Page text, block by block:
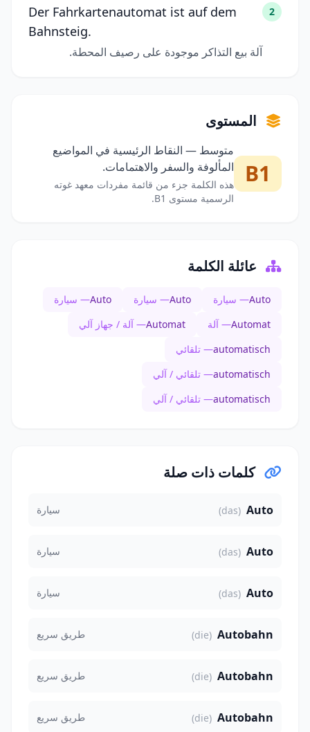
2
Der Fahrkartenautomat ist auf dem
Bahnsteig.
آلة بيع التذاكر موجودة على رصيف المحطة.
المستوى
B1
متوسط — النقاط الرئيسية في المواضيع
المألوفة والسفر والاهتمامات.
هذه الكلمة جزء من قائمة مفردات معهد غوته
الرسمية مستوى B1.
عائلة الكلمة
Auto— سيارة Auto— سيارة Auto— سيارة
Automat— آلة Automat— آلة / جهاز آلي
automatisch— تلقائي
automatisch— تلقائي / آلي
automatisch— تلقائي / آلي
كلمات ذات صلة
Auto
(das) سيارة
Auto
(das) سيارة
Auto
(das) سيارة
Autobahn
(die) طريق سريع
Autobahn
(die) طريق سريع
Autobahn
(die) طريق سريع